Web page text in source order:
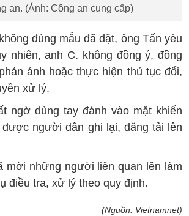
an. (Ảnh: Công an cung cấp)
đúng mẫu đã đặt, ông Tấn yêu
nhiên, anh C. không đồng ý, đồng
ánh hoặc thực hiện thủ tục đổi,
xử lý.
ngờ dùng tay đánh vào mặt khiến
người dân ghi lại, đăng tải lên
mời những người liên quan lên làm
điều tra, xử lý theo quy định.
(Nguồn: Vietnamnet)